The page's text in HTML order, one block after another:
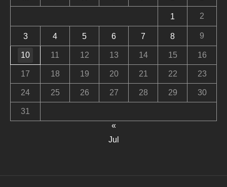
1 2
3 4 5 6 7 8 9
10 11 12 13 14 15 16
17 18 19 20 21 22 23
24 25 26 27 28 29 30
31
«
Jul